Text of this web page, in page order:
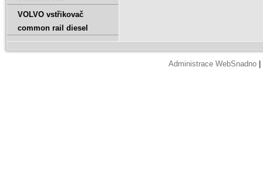
VOLVO vstřikovač
common rail diesel
Administrace WebSnadno|